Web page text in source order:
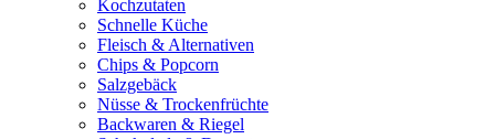
Kochzutaten
Schnelle Küche
Fleisch & Alternativen
Chips & Popcorn
Salzgebäck
Nüsse & Trockenfrüchte
Backwaren & Riegel